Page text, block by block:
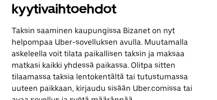
kyytivaihtoehdot
Taksin saaminen kaupungissa Bizanet on nyt
helpompaa Uber-sovelluksen avulla. Muutamalla
askeleella voit tilata paikallisen taksin ja maksaa
matkasi kaikki yhdessä paikassa. Olitpa sitten
tilaamassa taksia lentokentältä tai tutustumassa
uuteen paikkaan, kirjaudu sisään Uber.comissa tai